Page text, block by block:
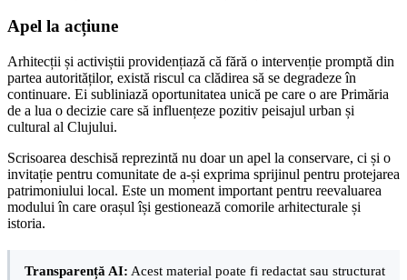
Apel la acțiune
Arhitecții și activiștii providențiază că fără o intervenție promptă din
partea autorităților, există riscul ca clădirea să se degradeze în
continuare. Ei subliniază oportunitatea unică pe care o are Primăria
de a lua o decizie care să influențeze pozitiv peisajul urban și
cultural al Clujului.
Scrisoarea deschisă reprezintă nu doar un apel la conservare, ci și o
invitație pentru comunitate de a-și exprima sprijinul pentru protejarea
patrimoniului local. Este un moment important pentru reevaluarea
modului în care orașul își gestionează comorile arhitecturale și
istoria.
Transparență AI: Acest material poate fi redactat sau structurat